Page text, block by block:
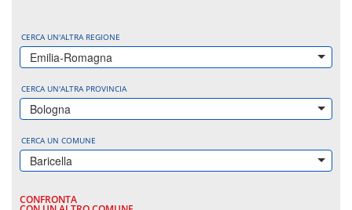
CERCA UN'ALTRA REGIONE
Emilia-Romagna
CERCA UN'ALTRA PROVINCIA
Bologna
CERCA UN COMUNE
Baricella
CONFRONTA